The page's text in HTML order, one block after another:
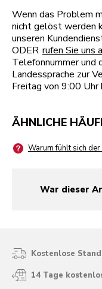
Wenn das Problem
nicht gelöst werden
unseren
ODER rufen Sie uns
Telefonnummer und
Landessprache zur
Freitag von 9:00 Uhr
ÄHNLICHE
Warum fühlt sich
War dieser
yes
no
Kostenlose
14 Tage